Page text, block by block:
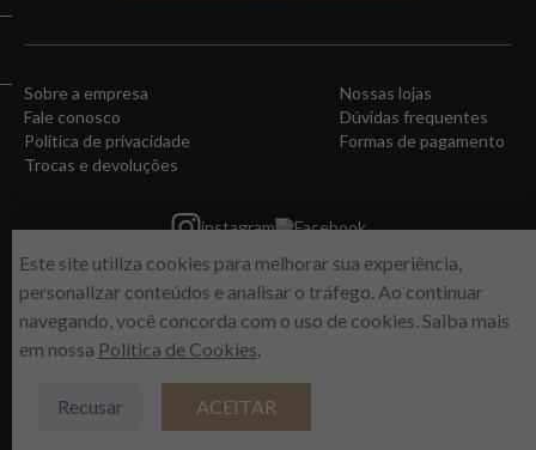
Este site utiliza cookies para melhorar sua experiência,
personalizar conteúdos e analisar o tráfego. Ao continuar
navegando, você concorda com o uso de cookies. Saiba mais
em nossa Política de Cookies.
Recusar ACEITAR
Sobre a empresa
Nossas lojas
Fale conosco
Dúvidas frequentes
Política de privacidade
Formas de pagamento
Trocas e devoluções
instagram Facebook
WORLD FREE - Max Comercio de Perfumes LTDA | Estrada do Gabinal, 313 –